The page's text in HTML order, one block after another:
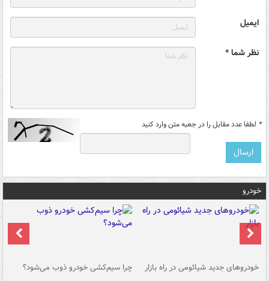
ایمیل
نظر شما *
* لطفا عدد مقابل را در جعبه متن وارد کنید
خودرو
خودروهای جدید شیائومی در راه بازار چرا سیم‌کشی خودرو ذوب می‌شود؟